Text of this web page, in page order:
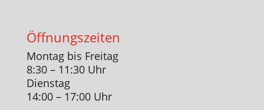
Öffnungszeiten
Montag bis Freitag
8:30 – 11:30 Uhr
Dienstag
14:00 – 17:00 Uhr